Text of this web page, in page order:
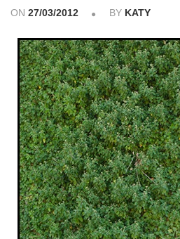
ON 27/03/2012 BY KATY